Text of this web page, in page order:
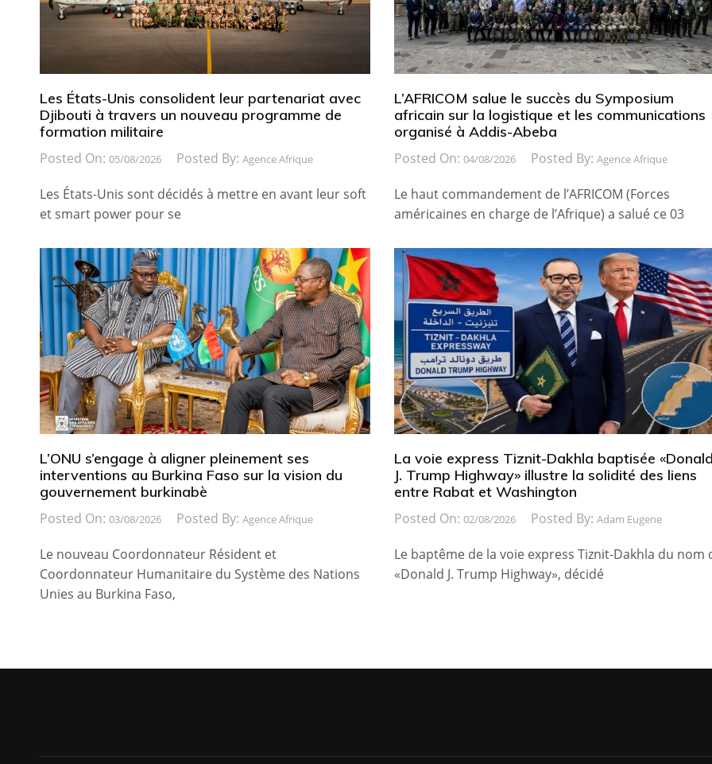
Les États-Unis consolident leur partenariat avec
Djibouti à travers un nouveau programme de
formation militaire
Posted On: 05/08/2026 Posted By: Agence Afrique
Les États-Unis sont décidés à mettre en avant leur soft
et smart power pour se
L’AFRICOM salue le succès du Symposium
africain sur la logistique et les communications
organisé à Addis-Abeba
Posted On: 04/08/2026 Posted By: Agence Afrique
Le haut commandement de l’AFRICOM (Forces
américaines en charge de l’Afrique) a salué ce 03
L’ONU s’engage à aligner pleinement ses
interventions au Burkina Faso sur la vision du
gouvernement burkinabè
Posted On: 03/08/2026 Posted By: Agence Afrique
Le nouveau Coordonnateur Résident et
Coordonnateur Humanitaire du Système des Nations
Unies au Burkina Faso,
La voie express Tiznit-Dakhla baptisée
J. Trump Highway» illustre la solidité des liens
entre Rabat et Washington
Posted On: 02/08/2026 Posted By: Adam Eugene
Le baptême de la voie express Tiznit-Dakhla du nom
«Donald J. Trump Highway», décidé